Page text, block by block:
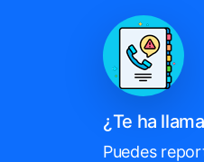
¿Te ha
Puedes